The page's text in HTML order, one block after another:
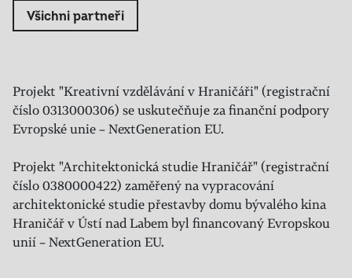
Všichni partneři
Projekt "Kreativní vzdělávání v Hraničáři" (registrační
číslo 0313000306) se uskutečňuje za finanční podpory
Evropské unie – NextGeneration EU.
Projekt "Architektonická studie Hraničář" (registrační
číslo 0380000422) zaměřený na vypracování
architektonické studie přestavby domu bývalého kina
Hraničář v Ústí nad Labem byl financovaný Evropskou
unií – NextGeneration EU.